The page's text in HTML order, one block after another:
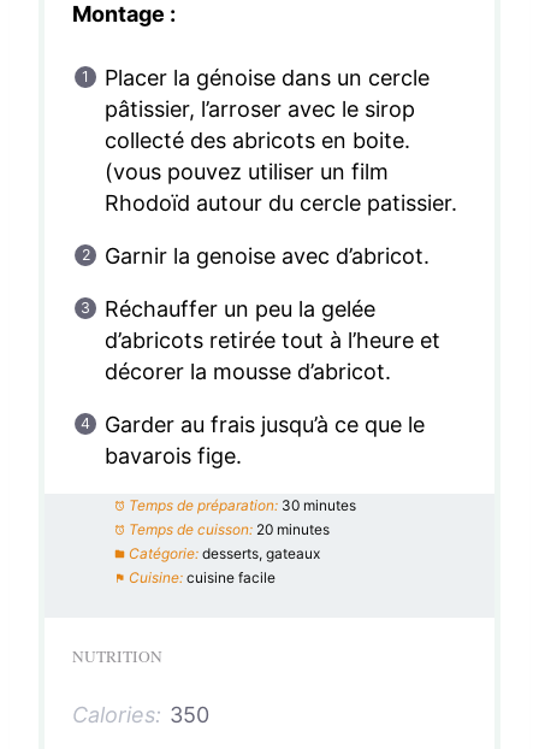
Montage :
Placer la génoise dans un cercle
pâtissier, l’arroser avec le sirop
collecté des abricots en boite.
(vous pouvez utiliser un film
Rhodoïd autour du cercle patissier.
Garnir la genoise avec d’abricot.
Réchauffer un peu la gelée
d’abricots retirée tout à l’heure et
décorer la mousse d’abricot.
Garder au frais jusqu’à ce que le
bavarois fige.
Temps de préparation: 30 minutes
Temps de cuisson: 20 minutes
Catégorie: desserts, gateaux
Cuisine: cuisine facile
NUTRITION
Calories: 350